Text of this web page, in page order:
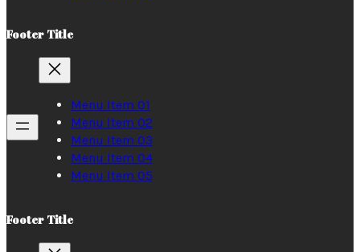
Footer Title
Menu Item 01
Menu Item 02
Menu Item 03
Menu Item 04
Menu Item 05
Footer Title